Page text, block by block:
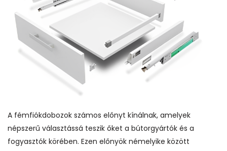
A fémfiókdobozok számos előnyt kínálnak, amelyek
népszerű választássá teszik őket a bútorgyártók és a
fogyasztók körében. Ezen előnyök némelyike ​​között